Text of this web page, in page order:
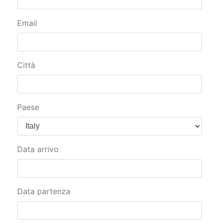
Email
Città
Paese
Data arrivo
Data partenza